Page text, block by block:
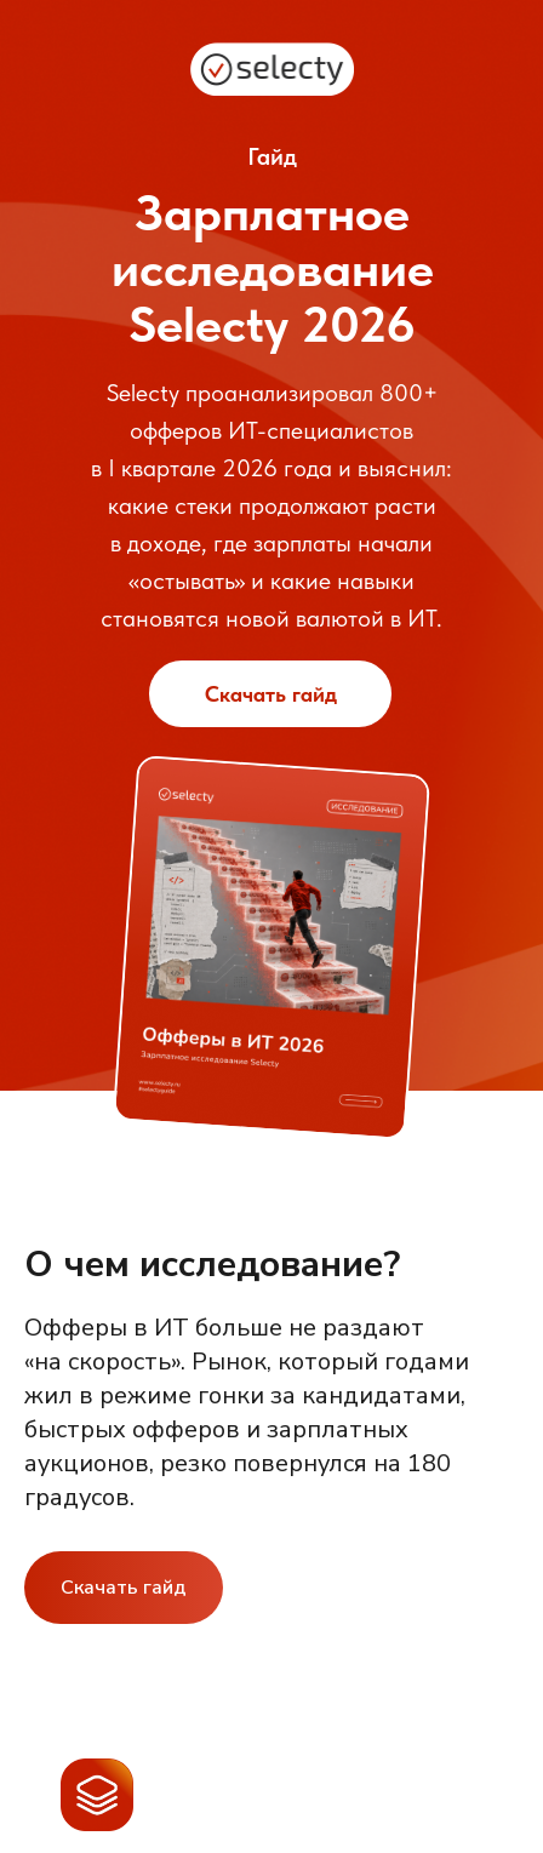
Зарплатное
исследование
Selecty 2026
Selecty проанализировал 800+
офферов ИТ-специалистов
в I квартале 2026 года и выяснил:
какие стеки продолжают расти
в доходе, где зарплаты начали
«остывать» и какие навыки
становятся новой валютой в ИТ.
Гайд
Скачать гайд
О чем исследование?
Офферы в ИТ больше не раздают
«на скорость». Рынок, который годами
жил в режиме гонки за кандидатами,
быстрых офферов и зарплатных
аукционов, резко повернулся на 180
градусов.
Скачать гайд